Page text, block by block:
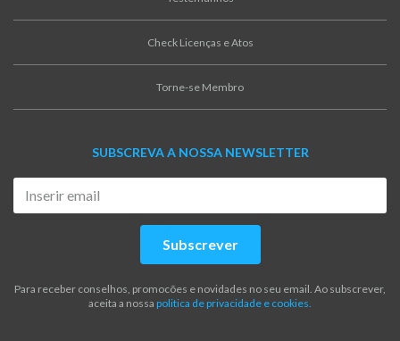
Check Licenças e Atos
Torne-se Membro
SUBSCREVA A NOSSA NEWSLETTER
Subscrever
Para receber conselhos, promocões e novidades no seu email. Ao subscrever,
aceita a nossa politica de privacidade e cookies.